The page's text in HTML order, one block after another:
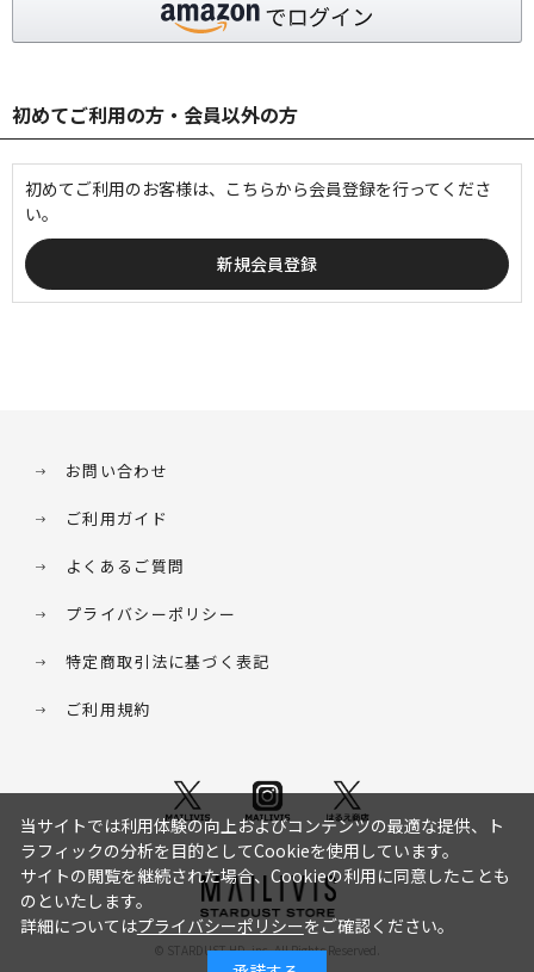
初めてご利用の方・会員以外の方
初めてご利用のお客様は、こちらから会員登録を行ってくださ
い。
お問い合わせ
ご利用ガイド
よくあるご質問
プライバシーポリシー
特定商取引法に基づく表記
ご利用規約
© STARDUST HD. inc. All Rights Reserved.
当サイトでは利用体験の向上およびコンテンツの最適な提供、ト
ラフィックの分析を目的としてCookieを使用しています。
サイトの閲覧を継続された場合、Cookieの利用に同意したことも
のといたします。
詳細についてはプライバシーポリシーをご確認ください。